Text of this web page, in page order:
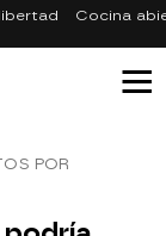
Cocina
POR